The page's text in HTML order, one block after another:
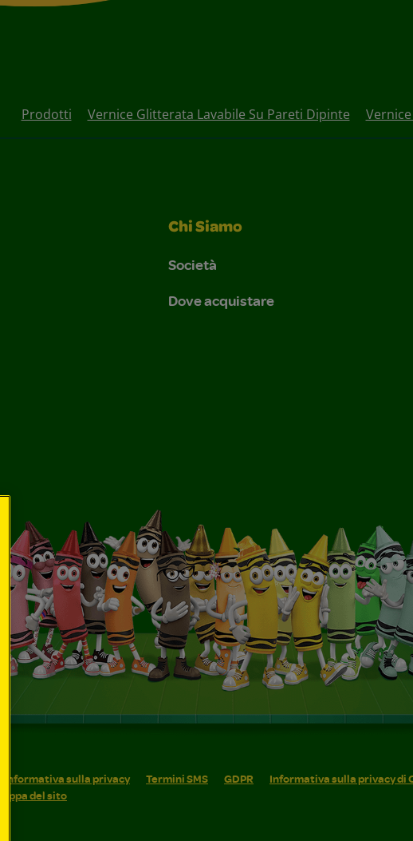
Prodotti Vernice Glitterata Lavabile Su Pareti Dipinte
Chi Siamo
Società
Dove acquistare
Informativa sulla privacy Termini SMS GDPR
Informativa sulla privacy di
Mappa del sito